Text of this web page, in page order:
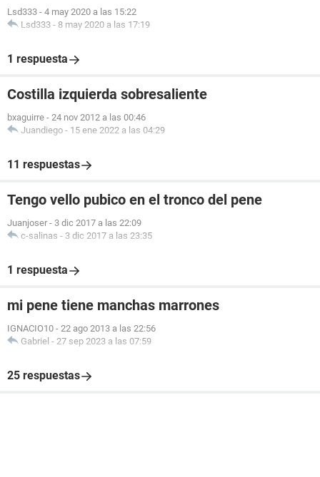
Lsd333 - 4 may 2020 a las 15:22
Lsd333 - 8 may 2020 a las 17:19
1 respuesta
Costilla izquierda sobresaliente
bxaguirre - 24 nov 2012 a las 00:46
Juandiego - 15 ene 2022 a las 04:29
11 respuestas
Tengo vello pubico en el tronco del pene
Juanjoser - 3 dic 2017 a las 22:09
c-salinas - 3 dic 2017 a las 23:35
1 respuesta
mi pene tiene manchas marrones
IGNACIO10 - 22 ago 2013 a las 22:56
Gabriel - 27 sep 2023 a las 07:59
25 respuestas